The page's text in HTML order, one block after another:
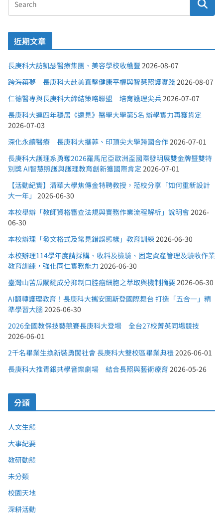
近期文章
長庚科大訪凱瑟醫療集團、美容學校收穫豐 2026-08-07
跨海築夢 長庚科大赴美直擊健康平權與智慧照護實踐2026-08-07
仁德醫專與長庚科大締結策略聯盟 培育護理尖兵2026-07-07
長庚科大連四年穩居《遠見》醫學大學第5名 辦學實力再獲肯定
2026-07-03
深化永續醫療 長庚科大攜菲、印頂尖大學跨國合作2026-07-01
長庚科大護理系勇奪2026羅馬尼亞歐洲盃國際發明展雙金牌暨雙特
別獎 AI智慧照護與護理教育創新獲國際肯定 2026-07-01
【活動紀實】清華大學焦傳金特聘教授，蒞校分享「如何重新設計
大一年」 2026-06-30
本校舉辦「教師資格審查法規與實務作業流程解析」說明會2026-
06-30
本校辦理「發文格式及常見錯誤態樣」教育訓練2026-06-30
本校辦理114學年度請採購、收料及檢驗、固定資產管理及驗收作業
教育訓練，強化同仁實務能力 2026-06-30
臺灣山苦瓜關鍵成分抑制口腔癌細胞之萃取與機制摘要2026-06-30
AI翻轉護理教育！長庚科大攜安圖斯登國際舞台 打造「五合一」精
準學習大腦 2026-06-30
2026全國教保技藝競賽長庚科大登場 全台27校菁英同場競技
2026-06-01
2千名畢業生換新裝勇闖社會 長庚科大雙校區畢業典禮2026-06-01
長庚科大推青銀共學音樂劇場 結合長照與藝術療育 2026-05-26
分類
人文生態
大事紀要
教研動態
未分類
校園天地
深耕活動